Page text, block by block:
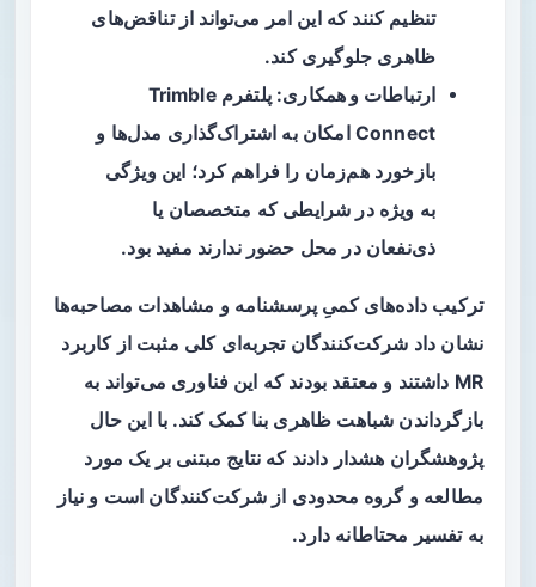
تنظیم کنند که این امر می‌تواند از تناقض‌های
ظاهری جلوگیری کند.
ارتباطات و همکاری
: پلتفرم Trimble
Connect امکان به اشتراک‌گذاری مدل‌ها و
بازخورد هم‌زمان را فراهم کرد؛ این ویژگی
به ویژه در شرایطی که متخصصان یا
ذی‌نفعان در محل حضور ندارند مفید بود.
ترکیب داده‌های کمیِ پرسشنامه و مشاهدات مصاحبه‌ها
نشان داد شرکت‌کنندگان تجربه‌ای کلی مثبت از کاربرد
MR داشتند و معتقد بودند که این فناوری می‌تواند به
بازگرداندن شباهت ظاهری بنا کمک کند. با این حال
پژوهشگران هشدار دادند که نتایج مبتنی بر یک مورد
مطالعه و گروه محدودی از شرکت‌کنندگان است و نیاز
به تفسیر محتاطانه دارد.